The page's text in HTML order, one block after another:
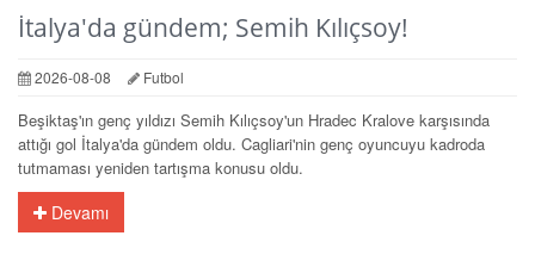
İtalya'da gündem; Semih Kılıçsoy!
2026-08-08 Futbol
Beşiktaş'ın genç yıldızı Semih Kılıçsoy'un Hradec Kralove karşısında
attığı gol İtalya'da gündem oldu. Cagliari'nin genç oyuncuyu kadroda
tutmaması yeniden tartışma konusu oldu.
Devamı